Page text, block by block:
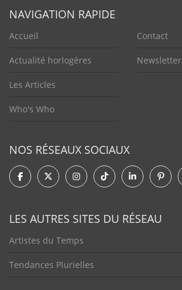
NAVIGATION RAPIDE
Accueil
Actualité horlogères
Les Articles
Who's Who
Contact
Newsletter
NOS RÉSEAUX SOCIAUX
LES AUTRES SITES DU RÉSEAU
Artistes du Temps
Tendances Plurielles